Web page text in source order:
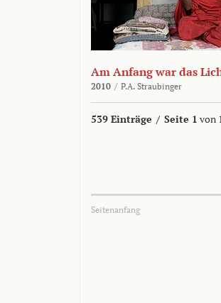
Am Anfang war das
2010 / P.A. Straubinger
539 Einträge / Seite 1 von
Seitenanfang